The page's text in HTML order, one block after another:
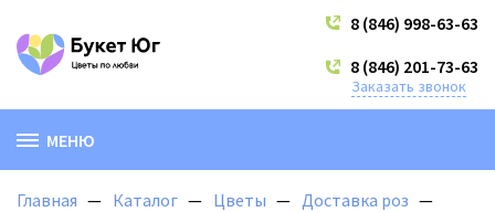
8 (846) 998-63-63
8 (846) 201-73-63
Заказать звонок
МЕНЮ
Главная Каталог Цветы
Доставка роз